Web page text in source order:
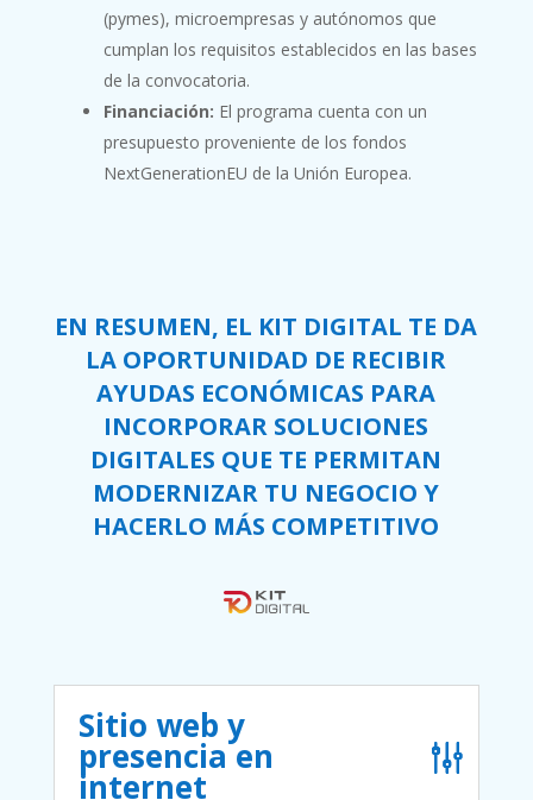
(pymes), microempresas y autónomos que
cumplan los requisitos establecidos en las bases
de la convocatoria.
Financiación: El programa cuenta con un
presupuesto proveniente de los fondos
NextGenerationEU de la Unión Europea.
EN RESUMEN, EL KIT DIGITAL TE DA
LA OPORTUNIDAD DE RECIBIR
AYUDAS ECONÓMICAS PARA
INCORPORAR SOLUCIONES
DIGITALES QUE TE PERMITAN
MODERNIZAR TU NEGOCIO Y
HACERLO MÁS COMPETITIVO
Sitio web y
presencia en
internet